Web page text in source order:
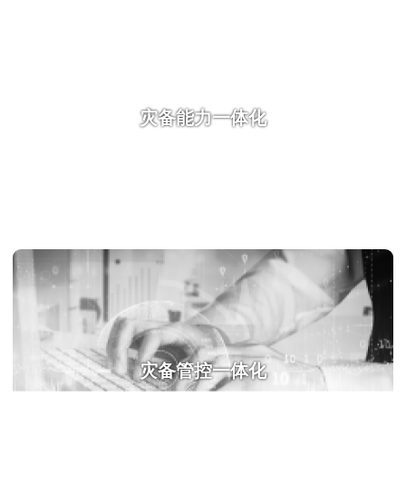
灾备能力一体化
灾备管控一体化